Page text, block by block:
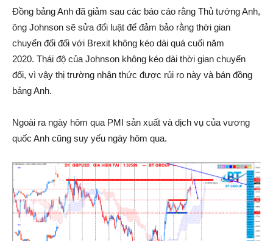
Đồng bảng Anh đã giảm sau các báo cáo rằng Thủ tướng Anh,
ông Johnson sẽ sửa đổi luật để đảm bảo rằng thời gian
chuyển đổi đối với Brexit không kéo dài quá cuối năm
2020. Thái độ của Johnson không kéo dài thời gian chuyển
đổi, vì vậy thị trường nhận thức được rủi ro này và bán đồng
bảng Anh.
Ngoài ra ngày hôm qua PMI sản xuất và dịch vụ của vương
quốc Anh cũng suy yếu ngày hôm qua.